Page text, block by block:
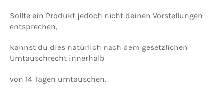
Sollte ein Produkt jedoch nicht deinen Vorstellungen
entsprechen,
kannst du dies natürlich nach dem gesetzlichen
Umtauschrecht innerhalb
von 14 Tagen umtauschen.